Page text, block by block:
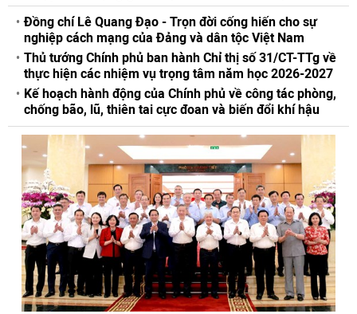
Đồng chí Lê Quang Đạo - Trọn đời cống hiến cho sự
nghiệp cách mạng của Đảng và dân tộc Việt Nam
Thủ tướng Chính phủ ban hành Chỉ thị số 31/CT-TTg về
thực hiện các nhiệm vụ trọng tâm năm học 2026-2027
Kế hoạch hành động của Chính phủ về công tác phòng,
chống bão, lũ, thiên tai cực đoan và biến đổi khí hậu